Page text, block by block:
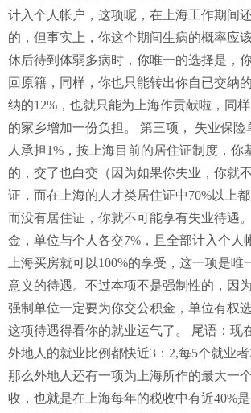
计入个人帐户，这项呢，在上海工作期间
的，但事实上，你这个期间生病的概率应
休后待到体弱多病时，你唯一的选择是，
回原籍，同样，你也只能转出你自已交纳
纳的12%，也就只能为上海作贡献啦，同
的家乡增加一份负担。 第三项， 失业保险
人承担1%，按上海目前的居住证制度，你
的，交了也白交（因为如果你失业，你就
证，而在上海的人才类居住证中70%以上都
而没有居住证，你就不可能享有失业待遇
金，单位与个人各交7%，且全部计入个人
上海买房就可以100%的享受，这一项是
意义的待遇。不过本项不是强制性的，因
强制单位一定要为你交公积金，单位有权
这项待遇得看你的就业运气了。 尾语：现
外地人的就业比例都快近3：2,每5个就业者
那么外地人还有一项为上海所作的最大一
收，也就是在上海每年的税收中有近40%是